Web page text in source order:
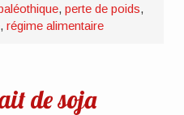
,perte de poids,
,régime alimentaire
de soja